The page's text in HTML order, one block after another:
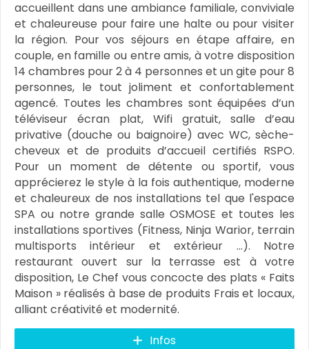
accueillent dans une ambiance familiale, conviviale
et chaleureuse pour faire une halte ou pour visiter
la région. Pour vos séjours en étape affaire, en
couple, en famille ou entre amis, à votre disposition
14 chambres pour 2 à 4 personnes et un gite pour 8
personnes, le tout joliment et confortablement
agencé. Toutes les chambres sont équipées d’un
téléviseur écran plat, Wifi gratuit, salle d’eau
privative (douche ou baignoire) avec WC, sèche-
cheveux et de produits d’accueil certifiés RSPO.
Pour un moment de détente ou sportif, vous
apprécierez le style à la fois authentique, moderne
et chaleureux de nos installations tel que l'espace
SPA ou notre grande salle OSMOSE et toutes les
installations sportives (Fitness, Ninja Warior, terrain
multisports intérieur et extérieur …). Notre
restaurant ouvert sur la terrasse est à votre
disposition, Le Chef vous concocte des plats « Faits
Maison » réalisés à base de produits Frais et locaux,
alliant créativité et modernité.
Infos